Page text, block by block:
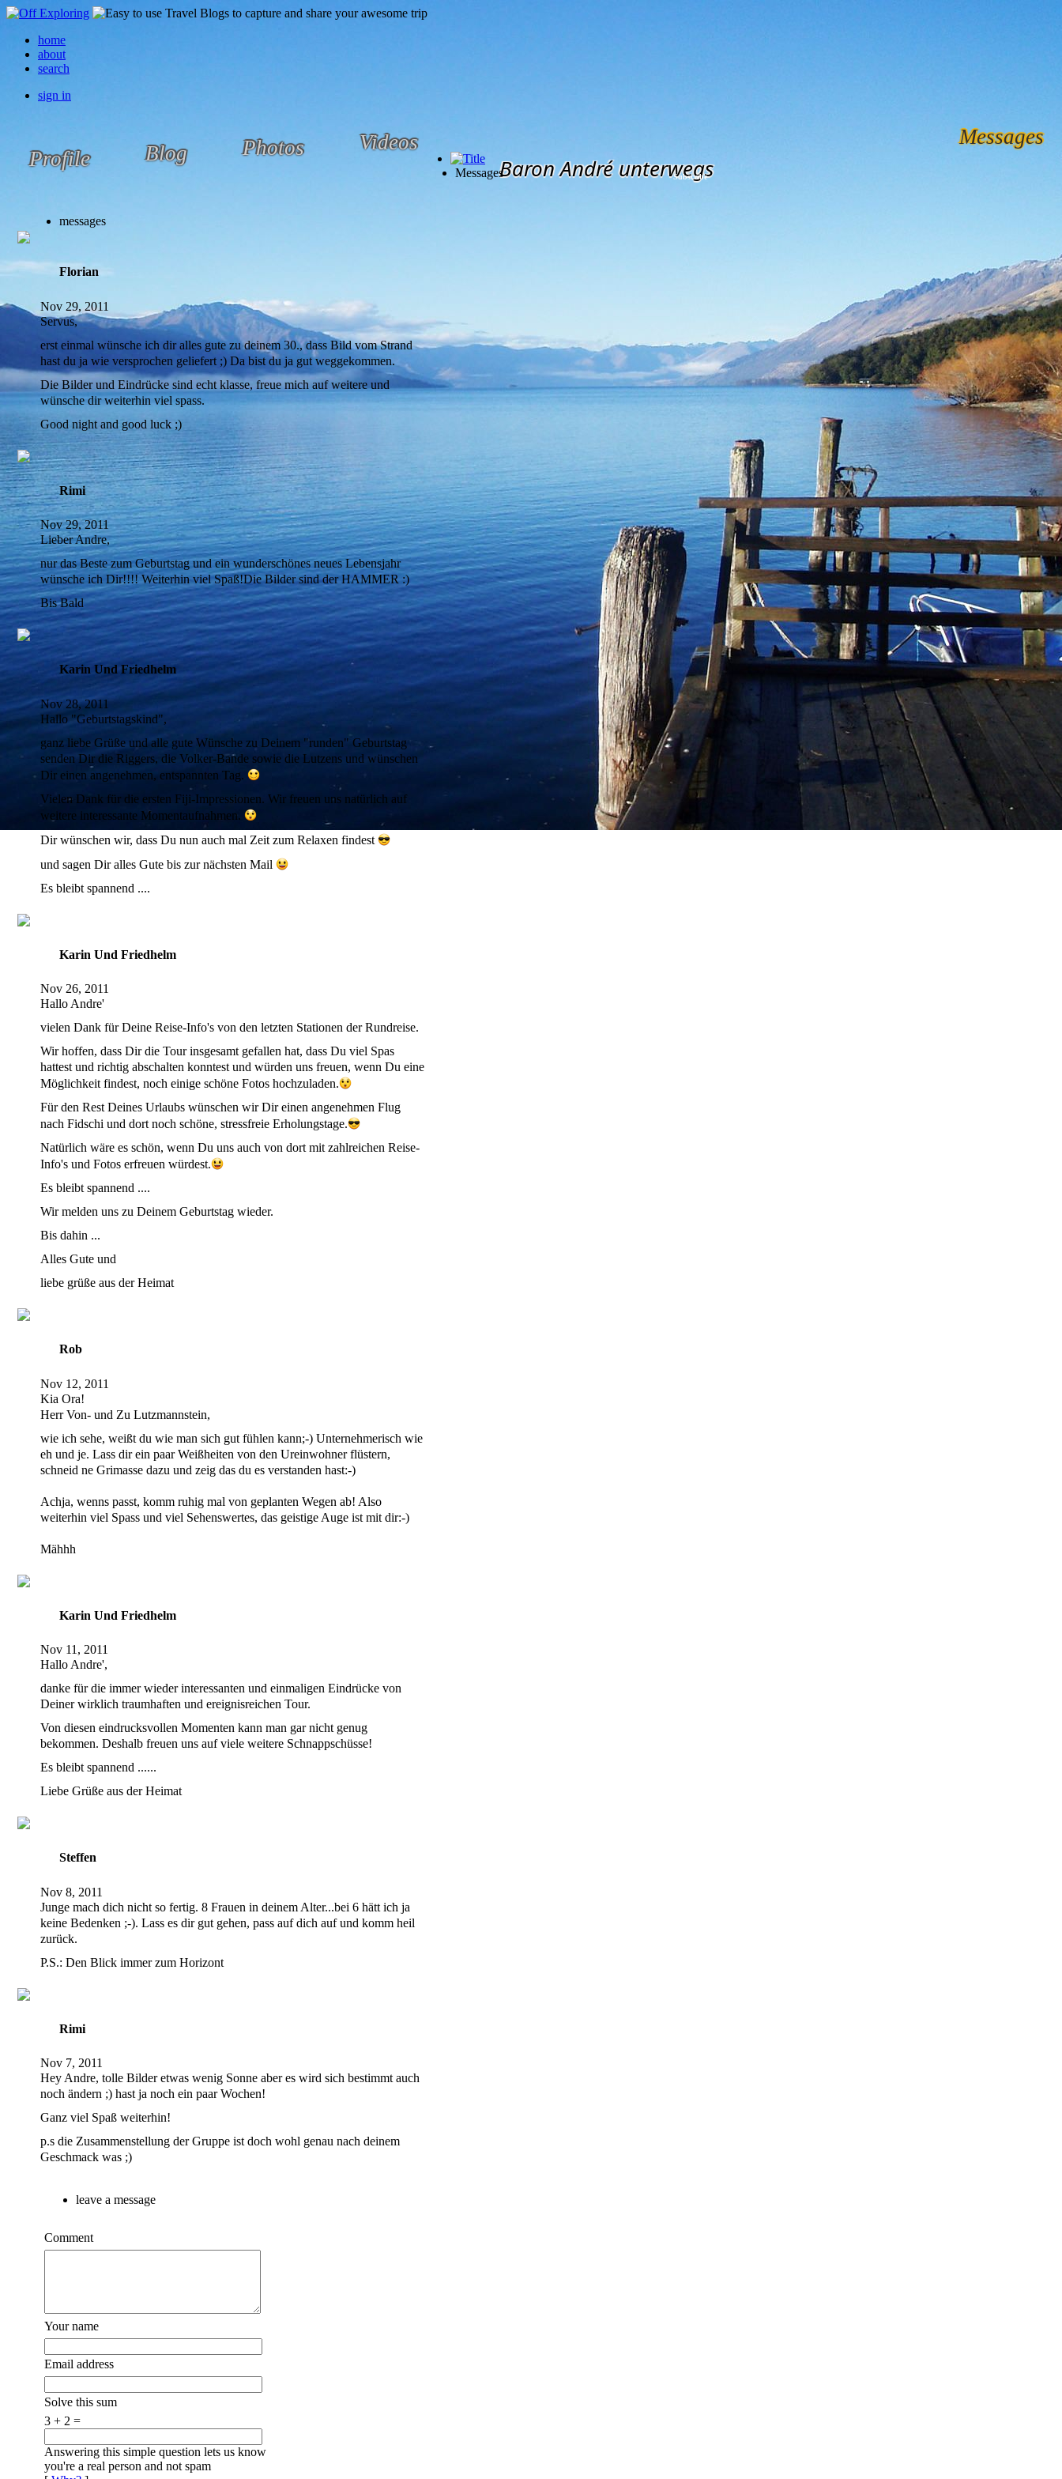
home
about
search
sign in
Profile Blog Photos Videos Messages
Subscribe
Baron André unterwegs
Messages
messages
Florian
Nov 29, 2011
Servus,
erst einmal wünsche ich dir alles gute zu deinem 30., dass Bild vom Strand
hast du ja wie versprochen geliefert ;) Da bist du ja gut weggekommen.
Die Bilder und Eindrücke sind echt klasse, freue mich auf weitere und
wünsche dir weiterhin viel spass.
Good night and good luck ;)
Rimi
Nov 29, 2011
Lieber Andre,
nur das Beste zum Geburtstag und ein wunderschönes neues Lebensjahr
wünsche ich Dir!!!! Weiterhin viel Spaß!Die Bilder sind der HAMMER :)
Bis Bald
Karin Und Friedhelm
Nov 28, 2011
Hallo "Geburtstagskind",
ganz liebe Grüße und alle gute Wünsche zu Deinem "runden" Geburtstag
senden Dir die Riggers, die Volker-Bande sowie die Lutzens und wünschen
Dir einen angenehmen, entspannten Tag.
Vielen Dank für die ersten Fiji-Impressionen. Wir freuen uns natürlich auf
weitere interessante Momentaufnahmen.
Dir wünschen wir, dass Du nun auch mal Zeit zum Relaxen findest
und sagen Dir alles Gute bis zur nächsten Mail
Es bleibt spannend ....
Karin Und Friedhelm
Nov 26, 2011
Hallo Andre'
vielen Dank für Deine Reise-Info's von den letzten Stationen der Rundreise.
Wir hoffen, dass Dir die Tour insgesamt gefallen hat, dass Du viel Spas
hattest und richtig abschalten konntest und würden uns freuen, wenn Du eine
Möglichkeit findest, noch einige schöne Fotos hochzuladen.
Für den Rest Deines Urlaubs wünschen wir Dir einen angenehmen Flug
nach Fidschi und dort noch schöne, stressfreie Erholungstage.
Natürlich wäre es schön, wenn Du uns auch von dort mit zahlreichen Reise-
Info's und Fotos erfreuen würdest.
Es bleibt spannend ....
Wir melden uns zu Deinem Geburtstag wieder.
Bis dahin ...
Alles Gute und
liebe grüße aus der Heimat
Rob
Nov 12, 2011
Kia Ora!
Herr Von- und Zu Lutzmannstein,
wie ich sehe, weißt du wie man sich gut fühlen kann;-) Unternehmerisch wie
eh und je. Lass dir ein paar Weißheiten von den Ureinwohner flüstern,
schneid ne Grimasse dazu und zeig das du es verstanden hast:-)
Achja, wenns passt, komm ruhig mal von geplanten Wegen ab! Also
weiterhin viel Spass und viel Sehenswertes, das geistige Auge ist mit dir:-)
Mähhh
Karin Und Friedhelm
Nov 11, 2011
Hallo Andre',
danke für die immer wieder interessanten und einmaligen Eindrücke von
Deiner wirklich traumhaften und ereignisreichen Tour.
Von diesen eindrucksvollen Momenten kann man gar nicht genug
bekommen. Deshalb freuen uns auf viele weitere Schnappschüsse!
Es bleibt spannend ......
Liebe Grüße aus der Heimat
Steffen
Nov 8, 2011
Junge mach dich nicht so fertig. 8 Frauen in deinem Alter...bei 6 hätt ich ja
keine Bedenken ;-). Lass es dir gut gehen, pass auf dich auf und komm heil
zurück.
P.S.: Den Blick immer zum Horizont
Rimi
Nov 7, 2011
Hey Andre, tolle Bilder etwas wenig Sonne aber es wird sich bestimmt auch
noch ändern ;) hast ja noch ein paar Wochen!
Ganz viel Spaß weiterhin!
p.s die Zusammenstellung der Gruppe ist doch wohl genau nach deinem
Geschmack was ;)
leave a message
Comment
Your name
Email address
Solve this sum
3 + 2 =
Answering this simple question lets us know
you're a real person and not spam